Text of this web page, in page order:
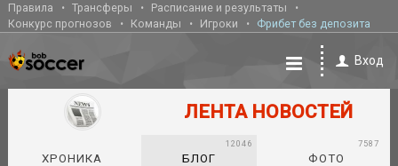
Правила Трансферы
Расписание и результаты
Конкурс прогнозов
Команды Игроки Фрибет без депозита
Вход
ЛЕНТА НОВОСТЕЙ
ХРОНИКА БЛОГ
12046
ФОТО
7587